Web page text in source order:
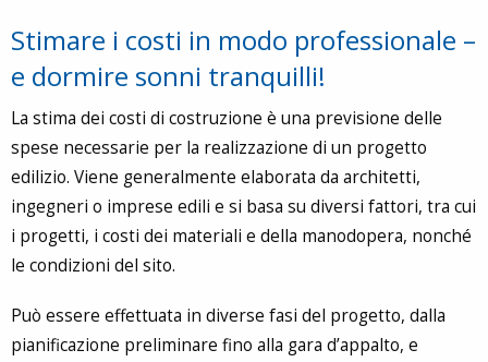
Stimare i costi in modo professionale –
e dormire sonni tranquilli!
La stima dei costi di costruzione è una previsione delle
spese necessarie per la realizzazione di un progetto
edilizio. Viene generalmente elaborata da architetti,
ingegneri o imprese edili e si basa su diversi fattori, tra cui
i progetti, i costi dei materiali e della manodopera, nonché
le condizioni del sito.
Può essere effettuata in diverse fasi del progetto, dalla
pianificazione preliminare fino alla gara d’appalto, e